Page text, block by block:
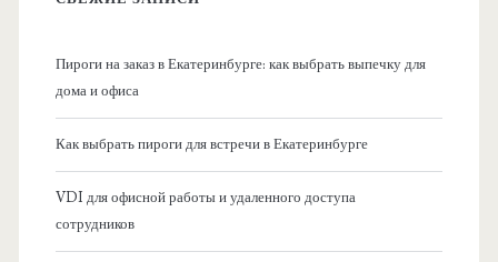
Пироги на заказ в Екатеринбурге: как выбрать выпечку для
дома и офиса
Как выбрать пироги для встречи в Екатеринбурге
VDI для офисной работы и удаленного доступа
сотрудников